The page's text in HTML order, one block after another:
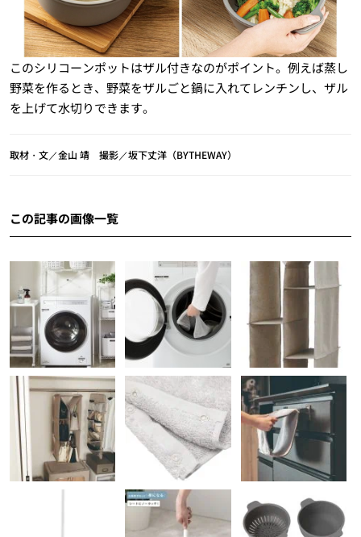
このシリコーンポットはザル付きなのがポイント。例えば蒸し
野菜を作るとき、野菜をザルごと鍋に入れてレンチンし、ザル
を上げて水切りできます。
取材・文／金山 靖 撮影／坂下丈洋（BYTHEWAY）
この記事の画像一覧